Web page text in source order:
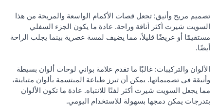
تصميم مريح وأنيق: تجعل قصات الأكمام الواسعة والمريحة من هذا
السويت شيرت أكثر أناقة وراحة. عادة ما يكون الجزء السفلي
مستقيمًا أو عريضًا قليلاً، مما يضيف لمسة عصرية بينما يجلب الراحة
أيضًا.
الألوان والتركيبات: غالبًا ما تقدم علامة بواني لوحات ألوان بسيطة
وأنيقة في تصميماتها. يمكن أن تبرز طباعة المبتسمة بألوان متباينة،
مما يجعل السويت شيرت أكثر لفتًا للانتباه. عادة ما تكون الألوان
بتدرجات يمكن دمجها بسهولة للاستخدام اليومي.